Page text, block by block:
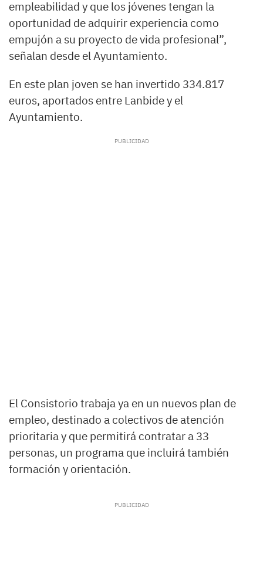
empleabilidad y que los jóvenes tengan la
oportunidad de adquirir experiencia como
empujón a su proyecto de vida profesional”,
señalan desde el Ayuntamiento.
En este plan joven se han invertido 334.817
euros, aportados entre Lanbide y el
Ayuntamiento.
El Consistorio trabaja ya en un nuevos plan de
empleo, destinado a colectivos de atención
prioritaria y que permitirá contratar a 33
personas, un programa que incluirá también
formación y orientación.